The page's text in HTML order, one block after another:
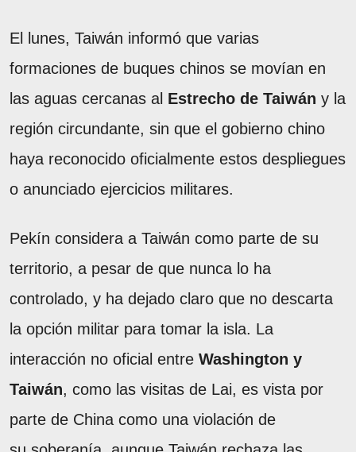
El lunes, Taiwán informó que varias
formaciones de buques chinos se movían en
las aguas cercanas al Estrecho de Taiwán y la
región circundante, sin que el gobierno chino
haya reconocido oficialmente estos despliegues
o anunciado ejercicios militares.
Pekín considera a Taiwán como parte de su
territorio, a pesar de que nunca lo ha
controlado, y ha dejado claro que no descarta
la opción militar para tomar la isla. La
interacción no oficial entre Washington y
Taiwán, como las visitas de Lai, es vista por
parte de China como una violación de